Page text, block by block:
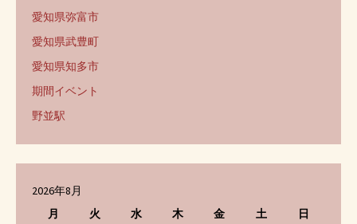
愛知県弥富市
愛知県武豊町
愛知県知多市
期間イベント
野並駅
2026年8月
月
火 水 木 金 土 日